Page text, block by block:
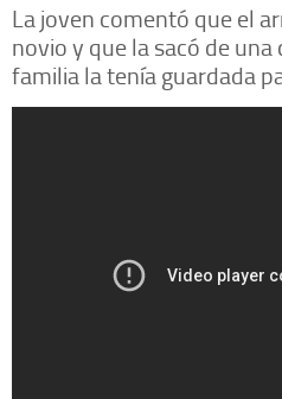
La joven comentó que el
novio y que la sacó de
familia la tenía guardada